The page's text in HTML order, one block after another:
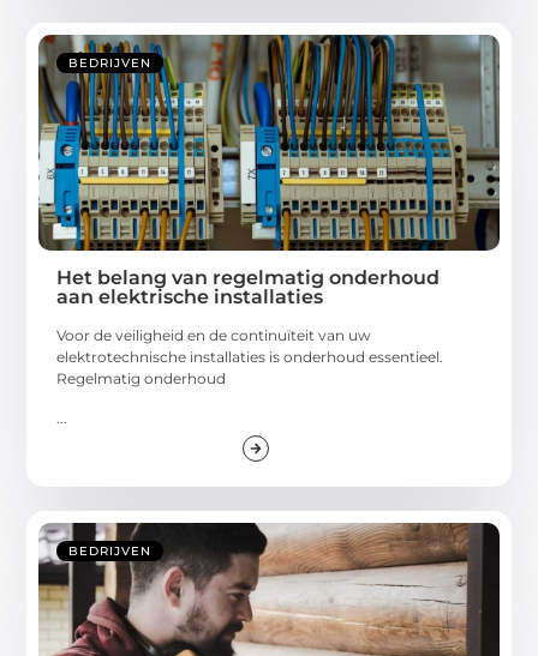
BEDRIJVEN
Het belang van regelmatig onderhoud
aan elektrische installaties
Voor de veiligheid en de continuïteit van uw
elektrotechnische installaties is onderhoud essentieel.
Regelmatig onderhoud
BEDRIJVEN